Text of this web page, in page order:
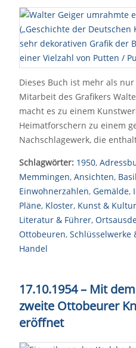
Dieses Buch ist mehr als
Mitarbeit des Grafikers
macht es zu einem
Heimatforschern zu einem
Nachschlagewerk, die
Schlagwörter: 1950,
Memmingen, Ansichten,
Einwohnerzahlen, Gemälde,
Pläne, Kloster, Kunst & Kultur
Literatur & Führer,
Ottobeuren, Schlüsselwerke
Handel
17.10.1954 – Mit
zweite Ottobeurer
eröffnet